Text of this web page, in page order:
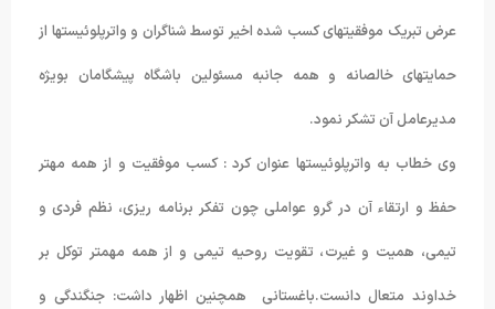
عرض تبریک موفقیتهای کسب شده اخیر توسط شناگران و واترپلوئیستها از
حمایتهای خالصانه و همه جانبه مسئولین باشگاه پیشگامان بویژه
مدیرعامل آن تشکر نمود.
وی خطاب به واترپلوئیستها عنوان کرد : کسب موفقیت و از همه مهتر
حفظ و ارتقاء آن در گرو عواملی چون تفکر برنامه ریزی، نظم فردی و
تیمی، همیت و غیرت، تقویت روحیه تیمی و از همه مهمتر توکل بر
خداوند متعال دانست.باغستانی همچنین اظهار داشت: جنگندگی و